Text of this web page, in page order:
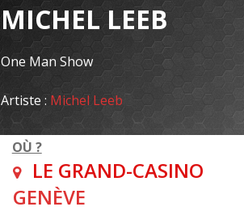
MICHEL LEEB
One Man Show
Artiste : Michel Leeb
OÙ ?
LE GRAND-CASINO
GENÈVE